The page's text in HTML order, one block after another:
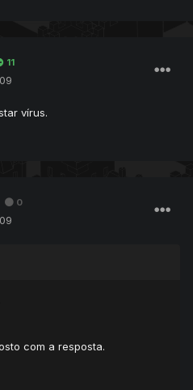
11
vírus.
0
com a resposta.